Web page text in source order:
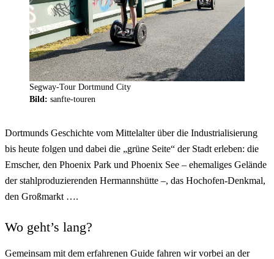
Segway-Tour Dortmund City
Bild: sanfte-touren
Dortmunds Geschichte vom Mittelalter über die Industrialisierung
bis heute folgen und dabei die „grüne Seite“ der Stadt erleben: die
Emscher, den Phoenix Park und Phoenix See – ehemaliges Gelände
der stahlproduzierenden Hermannshütte –, das Hochofen-Denkmal,
den Großmarkt ….
Wo geht’s lang?
Gemeinsam mit dem erfahrenen Guide fahren wir vorbei an der